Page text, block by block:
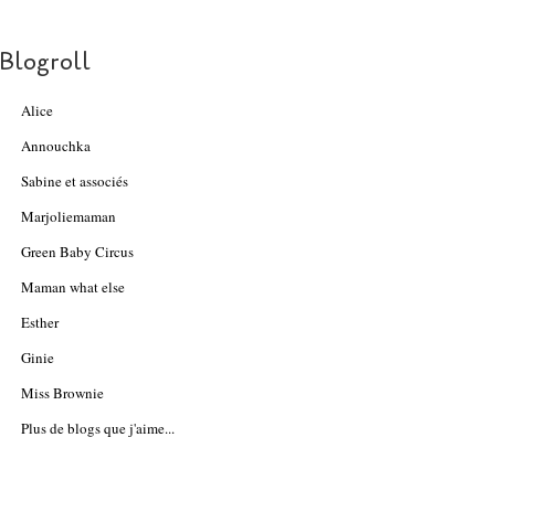
Blogroll
Alice
Annouchka
Sabine et associés
Marjoliemaman
Green Baby Circus
Maman what else
Esther
Ginie
Miss Brownie
Plus de blogs que j'aime...